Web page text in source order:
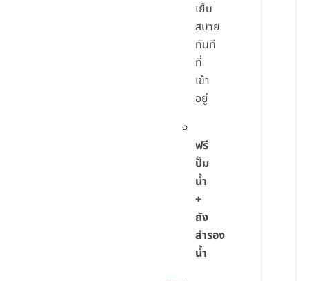
เย็น
สบาย
ทันที
ที่
เข้า
อยู่
ฟรี
ปั๊ม
น้ำ
+
ถัง
สำรอง
น้ำ